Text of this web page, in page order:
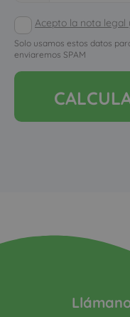
Acepto la nota legal
Solo usamos estos datos
enviaremos SPAM